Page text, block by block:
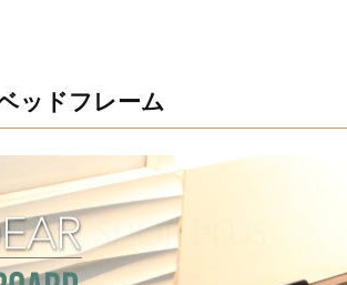
ッドフレーム